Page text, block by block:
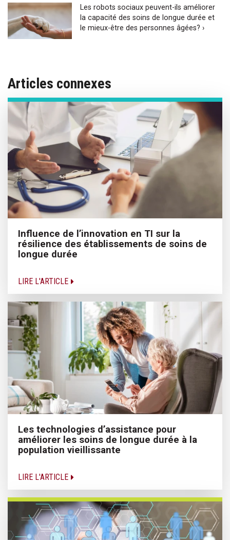
Les robots sociaux peuvent-ils améliorer
la capacité des soins de longue durée et
le mieux-être des personnes âgées? ›
Articles connexes
Influence de l’innovation en TI sur la
résilience des établissements de soins de
longue durée
LIRE L'ARTICLE
Les technologies d’assistance pour
améliorer les soins de longue durée à la
population vieillissante
LIRE L'ARTICLE